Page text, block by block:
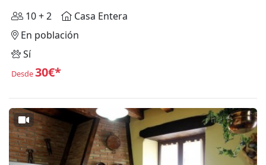
10 + 2
Casa Entera
En población
Sí
Desde30€*